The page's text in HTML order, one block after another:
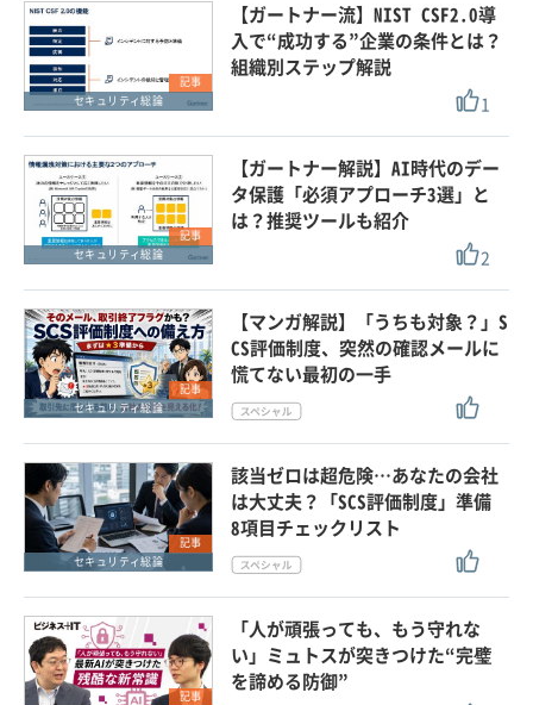
記事
セキュリティ総論
【ガートナー流】NIST CSF2.0導
入で“成功する”企業の条件とは？
組織別ステップ解説
1
記事
セキュリティ総論
【ガートナー解説】AI時代のデー
タ保護「必須アプローチ3選」と
は？推奨ツールも紹介
2
記事
セキュリティ総論
【マンガ解説】「うちも対象？」S
CS評価制度、突然の確認メールに
慌てない最初の一手
記事
セキュリティ総論
該当ゼロは超危険…あなたの会社
は大丈夫？「SCS評価制度」準備
8項目チェックリスト
記事
「人が頑張っても、もう守れな
い」ミュトスが突きつけた“完璧
を諦める防御”